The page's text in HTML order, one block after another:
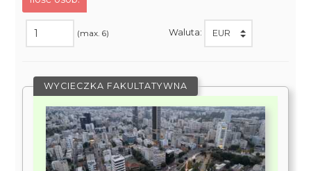
(max. 6) Waluta:
WYCIECZKA FAKULTATYWNA